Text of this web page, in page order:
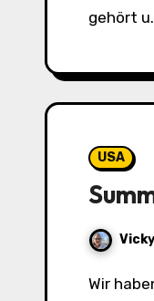
gehört
USA
Wir